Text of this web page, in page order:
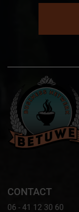
CONTACT
06 - 41 12 30 60